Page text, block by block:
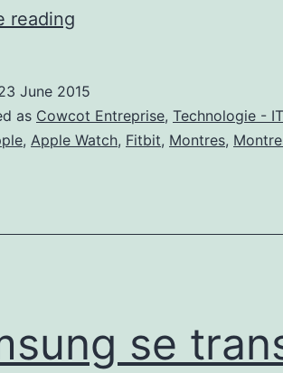
reading
puissance
des
June 2015
as Cowcot Entreprise, Technologie - IT
, Apple Watch, Fitbit, Montres,
se